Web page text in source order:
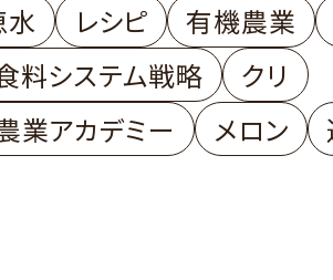
水 レシピ
有機農業
料システム戦略
クリ
業アカデミー
メロン